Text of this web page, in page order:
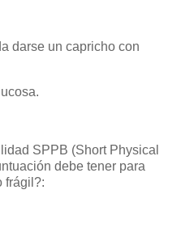
darse un capricho con
SPPB (Short Physical
debe tener para
frágil?: